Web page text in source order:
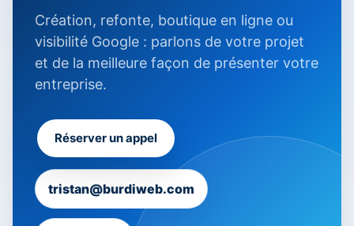
Création, refonte, boutique en ligne ou
visibilité Google : parlons de votre projet
et de la meilleure façon de présenter votre
entreprise.
Réserver un appel
tristan@burdiweb.com